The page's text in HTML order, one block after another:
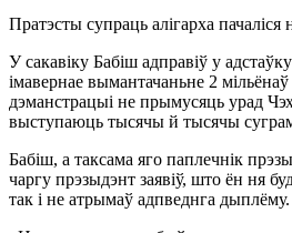
Пратэсты супраць алігарха
У сакавіку Бабіш адправіў у
імавернае вымантачаньне 2
дэманстрацыі не прымусяць урад
выступаюць тысячы й тысячы
Бабіш, а таксама яго паплечнік
чаргу прэзыдэнт заявіў, што ён ня
так і не атрымаў адпведнга дыплёму.